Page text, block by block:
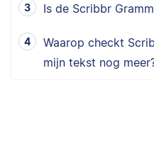
Is de Scribbr
Waarop checkt
mijn tekst nog